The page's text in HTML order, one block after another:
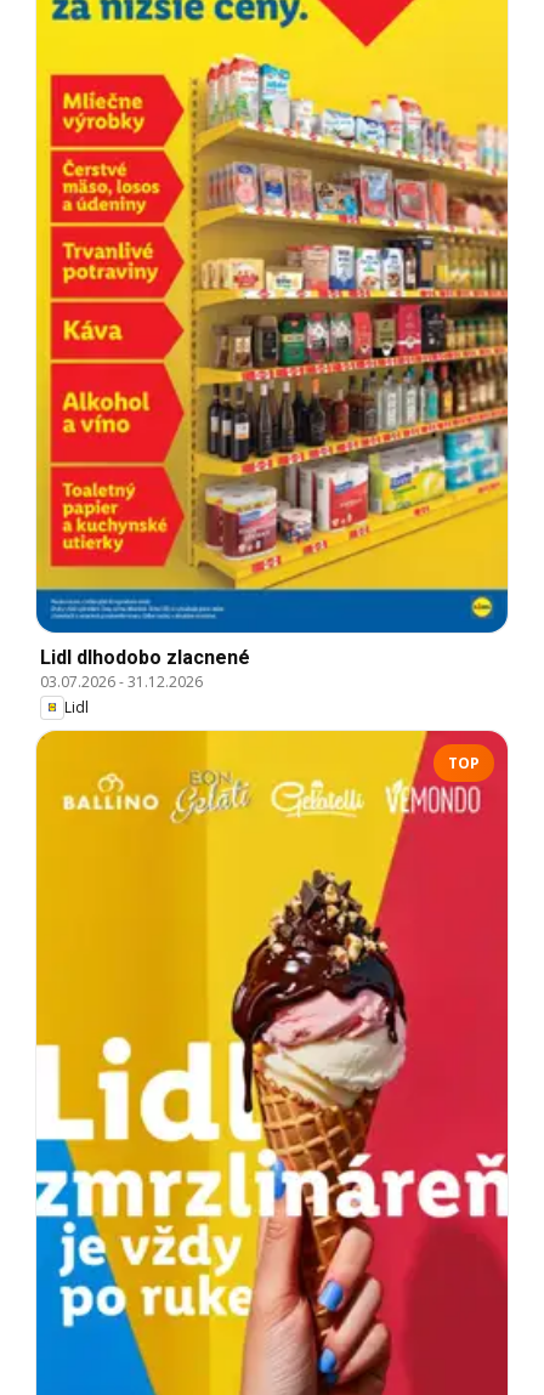
Lidl dlhodobo zlacnené
03.07.2026-31.12.2026
Lidl
TOP